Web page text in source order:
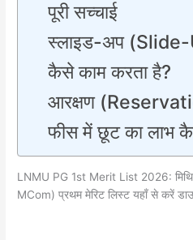
पूरी सच्चाई
​स्लाइड-अप (Slide-
कैसे काम करता है?
​आरक्षण
फीस में छूट का लाभ
LNMU PG 1st Merit List 2026:
MCom) प्रथम मेरिट लिस्ट यहाँ से करें